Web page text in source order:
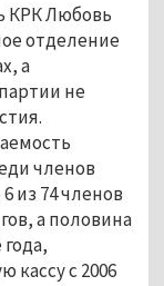
КРК Любовь
отделение
а
не
членов
из 74 членов
а половина
кассу с 2006